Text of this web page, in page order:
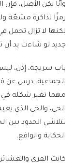
وأيًّا يكن الأصل،
رمزًا لذاكرة مشعّة
لكنها لا تزال تحمل
جديد لو شاءت يد أن
باب سريجة، إذن،
الجماعية، درس عن
مهما تغير شكله في
الحي، والحي الذي
تتلاشى الحدود بين
الحكاية والواقع.
كانت القرى